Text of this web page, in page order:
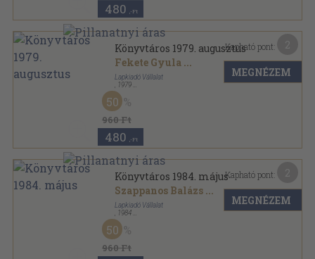
480 ,-Ft
Könyvtáros 1979. augusztus
Fekete Gyula ...
Lapkiadó Vállalat
1979
Tűzött kötés
Könyvtáros sorozat
960 Ft
50
480 ,-Ft
Kapható pont:
MEGNÉZEM
Könyvtáros 1984. május
Szappanos Balázs ...
Lapkiadó Vállalat
1984
Tűzött kötés
Könyvtáros sorozat
960 Ft
50
Kapható pont:
MEGNÉZEM